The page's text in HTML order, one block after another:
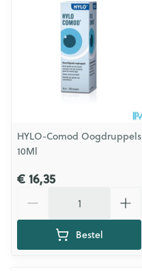
HYLO-Comod Oogdruppels
10Ml
€ 16,35
Bestel